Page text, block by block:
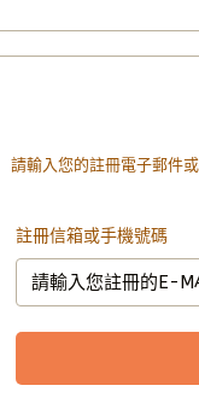
請輸入您的註冊電子郵件
註冊信箱或手機號碼